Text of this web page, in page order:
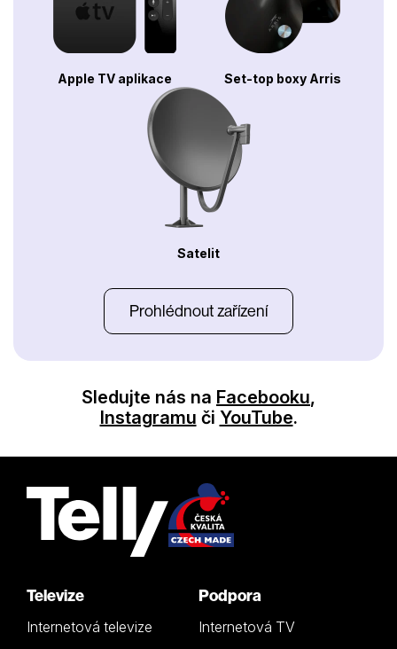
Apple TV aplikace Set-top boxy Arris
Satelit
Prohlédnout zařízení
Sledujte nás na Facebooku,
Instagramu či YouTube.
Televize
Internetová televize
Podpora
Internetová TV